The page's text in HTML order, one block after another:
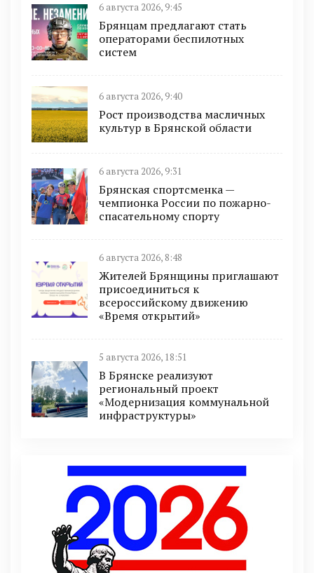
6 августа 2026, 9:45
Брянцам предлагают cтать
оперaтoрами бeспилотных
систeм
6 августа 2026, 9:40
Рост производства масличных
культур в Брянской области
6 августа 2026, 9:31
Брянская спортсменка —
чемпионка России по пожарно-
спасательному спорту
6 августа 2026, 8:48
Жителей Брянщины приглашают
присоединиться к
всероссийскому движению
«Время открытий»
5 августа 2026, 18:51
В Брянске реализуют
региональный проект
«Модернизация коммунальной
инфраструктуры»